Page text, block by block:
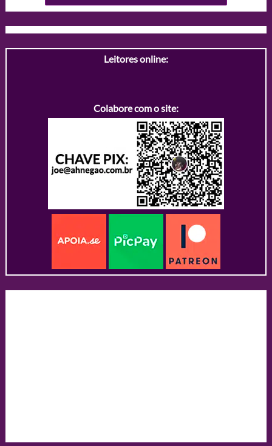
Leitores online:
Colabore com o site: